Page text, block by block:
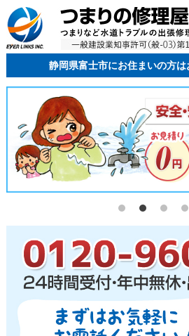
静岡県富士市にお住まいの方は